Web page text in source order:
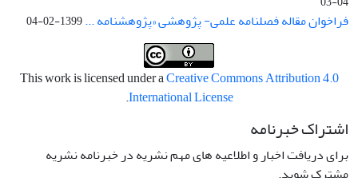
فراخوان مقاله فصلنامه علمی- پژوهشی «پژوهشنامه ...1399-02-04
This work is licensed under aCreative Commons Attribution 4.0
International License
.
اشتراک خبرنامه
برای دریافت اخبار و اطلاعیه های مهم نشریه در خبرنامه نشریه